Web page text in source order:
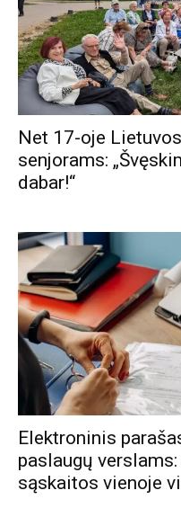
Net 17-oje
senjorams:
dabar!“
Elektroninis
paslaugų
sąskaitos vienoje